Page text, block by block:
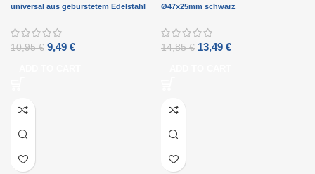
universal aus gebürstetem Edelstahl
10,95€ 9,49 €
Ø47x25mm schwarz
14,85€ 13,49 €